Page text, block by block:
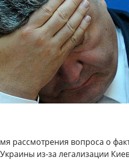
рассмотрения вопроса о
из-за легализации